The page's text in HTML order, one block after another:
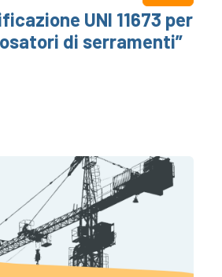
UNI 11673 per
di serramenti”